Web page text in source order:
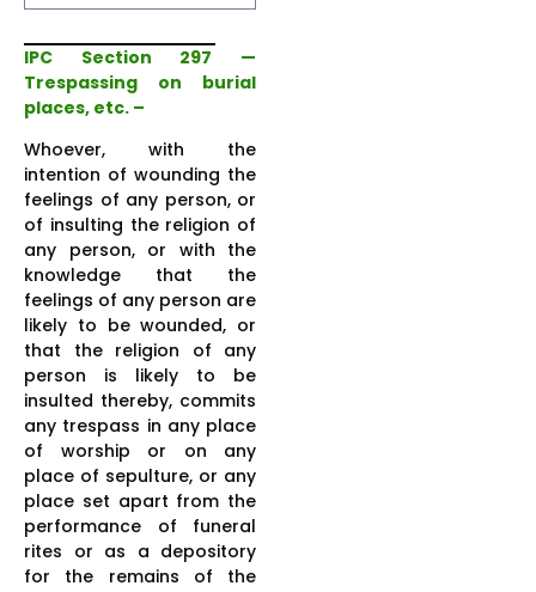
IPC Section 297 —
Trespassing on burial
places, etc. –
Whoever, with the
intention of wounding the
feelings of any person, or
of insulting the religion of
any person, or with the
knowledge that the
feelings of any person are
likely to be wounded, or
that the religion of any
person is likely to be
insulted thereby, commits
any trespass in any place
of worship or on any
place of sepulture, or any
place set apart from the
performance of funeral
rites or as a depository
for the remains of the